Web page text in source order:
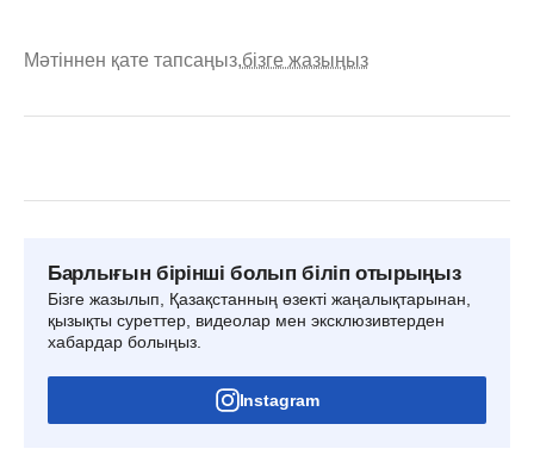
Мәтіннен қате тапсаңыз,бізге жазыңыз
Барлығын бірінші болып біліп отырыңыз
Бізге жазылып, Қазақстанның өзекті жаңалықтарынан,
қызықты суреттер, видеолар мен эксклюзивтерден
хабардар болыңыз.
Instagram